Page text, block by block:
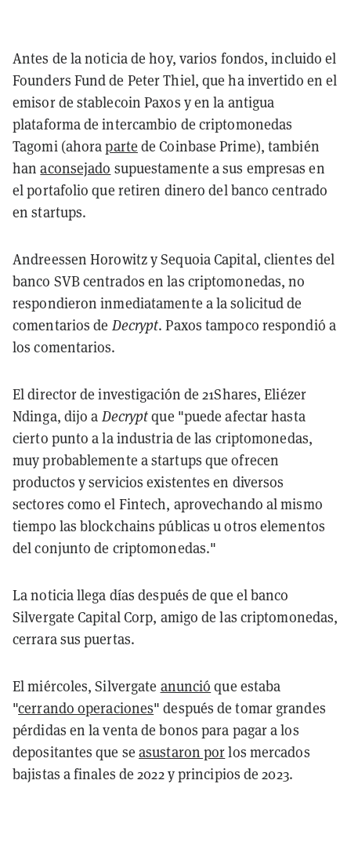
Antes de la noticia de hoy, varios fondos, incluido el
Founders Fund de Peter Thiel, que ha invertido en el
emisor de stablecoin Paxos y en la antigua
plataforma de intercambio de criptomonedas
Tagomi (ahoraparte de Coinbase Prime), también
hanaconsejado supuestamente a sus empresas en
el portafolio que retiren dinero del banco centrado
en startups.
Andreessen Horowitz y Sequoia Capital, clientes del
banco SVB centrados en las criptomonedas, no
respondieron inmediatamente a la solicitud de
comentarios de Decrypt. Paxos tampoco respondió a
los comentarios.
El director de investigación de 21Shares, Eliézer
Ndinga, dijo a Decryptque "puede afectar hasta
cierto punto a la industria de las criptomonedas,
muy probablemente a startups que ofrecen
productos y servicios existentes en diversos
sectores como el Fintech, aprovechando al mismo
tiempo las blockchains públicas u otros elementos
del conjunto de criptomonedas."
La noticia llega días después de que el banco
Silvergate Capital Corp, amigo de las criptomonedas,
cerrara sus puertas.
El miércoles, Silvergate anunció que estaba
"cerrando operaciones" después de tomar grandes
pérdidas en la venta de bonos para pagar a los
depositantes que seasustaron porlos mercados
bajistas a finales de 2022 y principios de 2023.